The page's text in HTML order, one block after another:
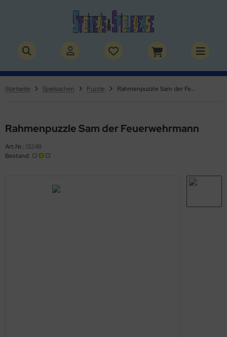
Startseite Spielsachen Puzzle Rahmenpuzzle Sam der Feuerwehrmann
Rahmenpuzzle Sam der Feuerwehrmann
Art.Nr.: 13248
Bestand: